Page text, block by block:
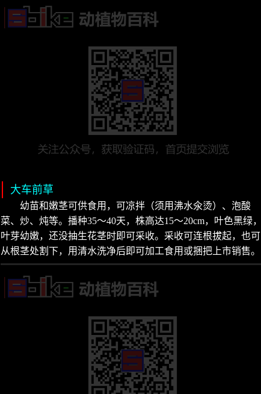
大车前草
幼苗和嫩茎可供食用，可凉拌（须用沸水氽烫）、泡酸
菜、炒、炖等。播种35～40天，株高达15～20cm，叶色黑绿，
叶芽幼嫩，还没抽生花茎时即可采收。采收可连根拔起，也可
从根茎处割下，用清水洗净后即可加工食用或捆把上市销售。